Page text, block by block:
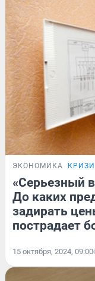
ЭКОНОМИКА
«Серьезный
До каких
задирать
пострадает
15 октября, 2024, 09:00